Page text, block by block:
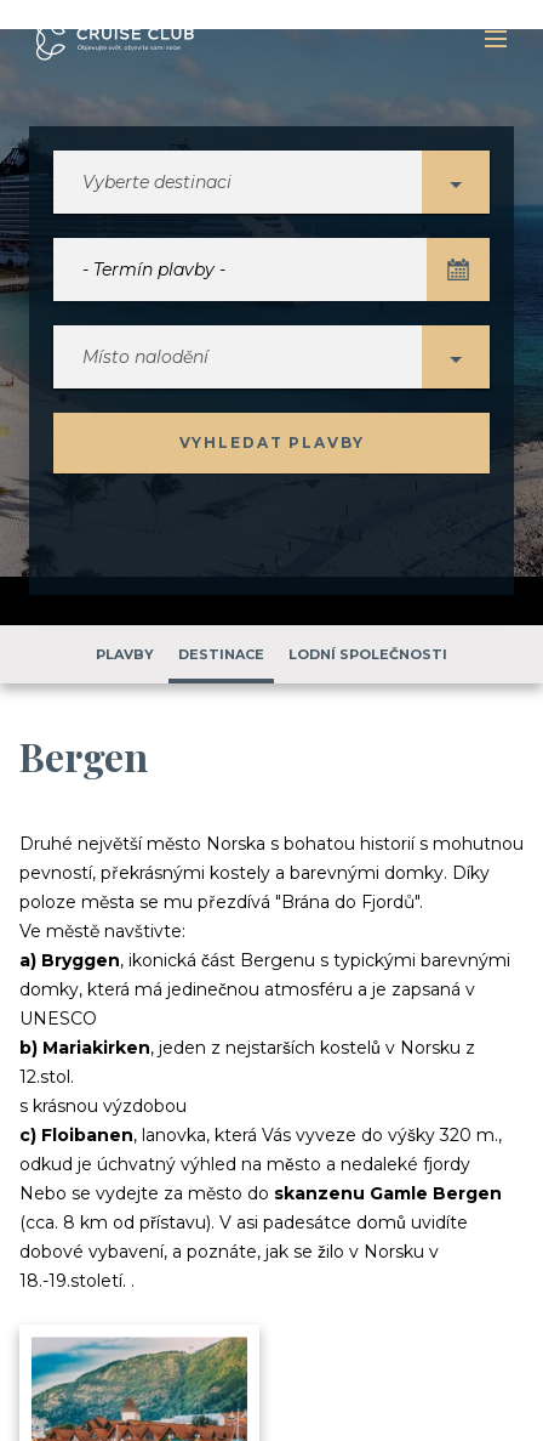
Vyberte destinaci
Místo nalodění
VYHLEDAT PLAVBY
PLAVBY DESTINACE LODNÍ SPOLEČNOSTI
Bergen
Druhé největší město Norska s bohatou historií s mohutnou
pevností, překrásnými kostely a barevnými domky. Díky
poloze města se mu přezdívá "Brána do Fjordů".
Ve městě navštivte:
a) Bryggen, ikonická část Bergenu s typickými barevnými
domky, která má jedinečnou atmosféru a je zapsaná v
UNESCO
b) Mariakirken, jeden z nejstarších kostelů v Norsku z
12.stol.
s krásnou výzdobou
c) Floibanen, lanovka, která Vás vyveze do výšky 320 m.,
odkud je úchvatný výhled na město a nedaleké fjordy
Nebo se vydejte za město do skanzenu Gamle Bergen
(cca. 8 km od přístavu). V asi padesátce domů uvidíte
dobové vybavení, a poznáte, jak se žilo v Norsku v
18.-19.století. .